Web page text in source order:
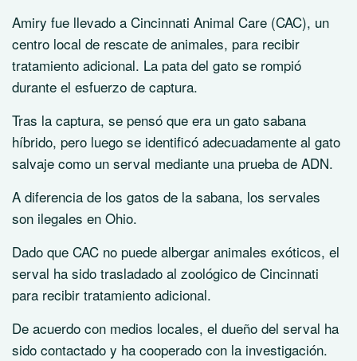
Amiry fue llevado a Cincinnati Animal Care (CAC), un
centro local de rescate de animales, para recibir
tratamiento adicional. La pata del gato se rompió
durante el esfuerzo de captura.
Tras la captura, se pensó que era un gato sabana
híbrido, pero luego se identificó adecuadamente al gato
salvaje como un serval mediante una prueba de ADN.
A diferencia de los gatos de la sabana, los servales
son ilegales en Ohio.
Dado que CAC no puede albergar animales exóticos, el
serval ha sido trasladado al zoológico de Cincinnati
para recibir tratamiento adicional.
De acuerdo con medios locales, el dueño del serval ha
sido contactado y ha cooperado con la investigación.